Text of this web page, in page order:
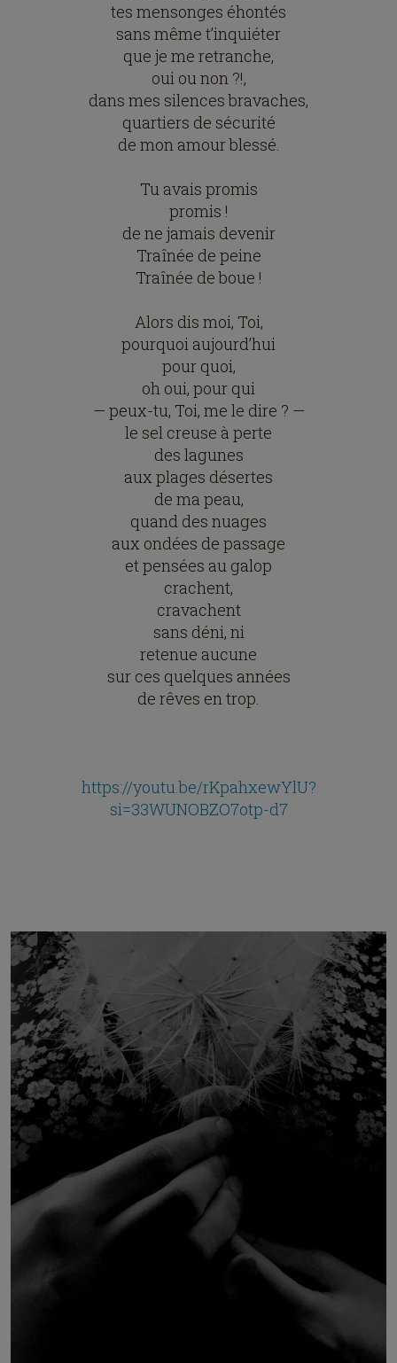
tes mensonges éhontés
sans même t’inquiéter
que je me retranche,
oui ou non ?!,
dans mes silences bravaches,
quartiers de sécurité
de mon amour blessé.
Tu avais promis
promis !
de ne jamais devenir
Traînée de peine
Traînée de boue !
Alors dis moi, Toi,
pourquoi aujourd’hui
pour quoi,
oh oui, pour qui
— peux-tu, Toi, me le dire ? —
le sel creuse à perte
des lagunes
aux plages désertes
de ma peau,
quand des nuages
aux ondées de passage
et pensées au galop
crachent,
cravachent
sans déni, ni
retenue aucune
sur ces quelques années
de rêves en trop.
https://youtu.be/rKpahxewYlU?
si=33WUNOBZO7otp-d7